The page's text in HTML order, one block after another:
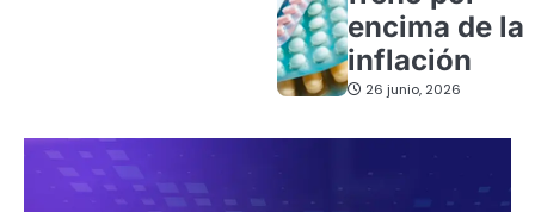
encima de la
inflación
26 junio, 2026